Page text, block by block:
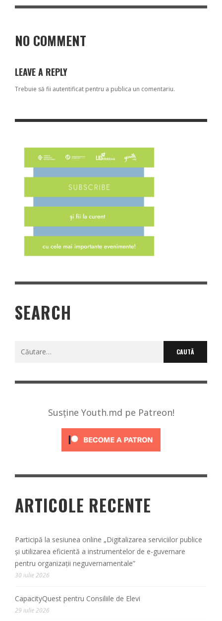
NO COMMENT
LEAVE A REPLY
Trebuie să fii autentificat pentru a publica un comentariu.
SEARCH
Caută
Susține Youth.md pe Patreon!
ARTICOLE RECENTE
Participă la sesiunea online „Digitalizarea serviciilor publice
și utilizarea eficientă a instrumentelor de e-guvernare
pentru organizații neguvernamentale”
30 iulie 2026
CapacityQuest pentru Consiliile de Elevi
29 iulie 2026